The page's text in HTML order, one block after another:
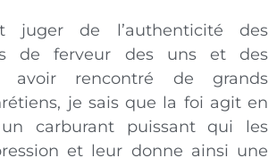
juger de l’authenticité des
de ferveur des uns et des
avoir rencontré de grands
je sais que la foi agit en
carburant puissant qui les
et leur donne ainsi une